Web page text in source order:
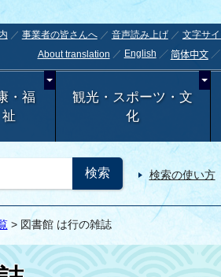
事業者の皆さんへ 音声読み上げ 文字サ
About translation
English 简体中文
・福
祉
観光・スポーツ・文
化
検索の使い方
> 図書館 は行の雑誌